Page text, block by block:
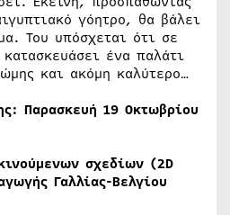
γόητρο, θα βάλει
Του υπόσχεται ότι σε
ένα παλάτι
και ακόμη καλύτερο…
Παρασκευή 19 Οκτωβρίου
σχεδίων (2D
Γαλλίας-Βελγίου